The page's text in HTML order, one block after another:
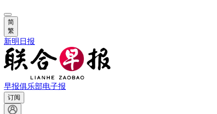
简
繁
新明日报
早报俱乐部电子报
订阅